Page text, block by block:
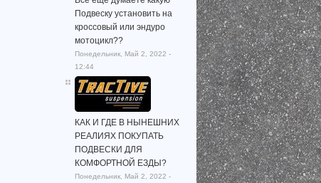
Подвеску установить на
кроссовый или эндуро
мотоцикл??
Понедельник, Май 2, 2022 -
12:44
КАК И ГДЕ В НЫНЕШНИХ
РЕАЛИЯХ ПОКУПАТЬ
ПОДВЕСКИ ДЛЯ
КОМФОРТНОЙ ЕЗДЫ?
Понедельник, Май 2, 2022 -